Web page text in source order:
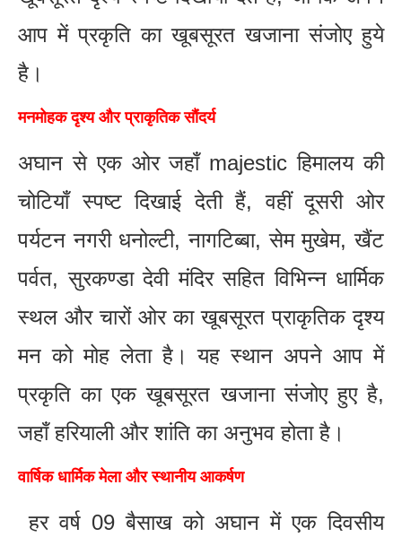
आप में प्रकृति का खूबसूरत खजाना संजोए हुये
है।
मनमोहक दृश्य और प्राकृतिक सौंदर्य
अघान से एक ओर जहाँ majestic हिमालय की
चोटियाँ स्पष्ट दिखाई देती हैं, वहीं दूसरी ओर
पर्यटन नगरी धनोल्टी, नागटिब्बा, सेम मुखेम, खैंट
पर्वत, सुरकण्डा देवी मंदिर सहित विभिन्न धार्मिक
स्थल और चारों ओर का खूबसूरत प्राकृतिक दृश्य
मन को मोह लेता है। यह स्थान अपने आप में
प्रकृति का एक खूबसूरत खजाना संजोए हुए है,
जहाँ हरियाली और शांति का अनुभव होता है।
वार्षिक धार्मिक मेला और स्थानीय आकर्षण
हर वर्ष 09 बैसाख को अघान में एक दिवसीय